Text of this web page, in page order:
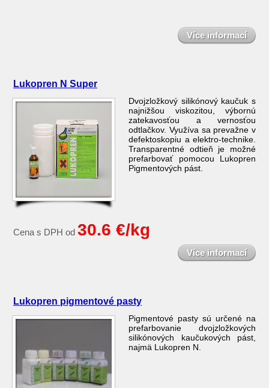
Více informací
Lukopren N Super
Dvojzložkový silikónový kaučuk s
najnižšou viskozitou, výbornú
zatekavosťou a vernosťou
odtlačkov. Využíva sa prevažne v
defektoskopiu a elektro-technike.
Transparentné odtieň je možné
prefarbovať pomocou Lukopren
Pigmentových pást.
Cena s DPH od 30.6 €/kg
Více informací
Lukopren pigmentové pasty
Pigmentové pasty sú určené na
prefarbovanie dvojzložkových
silikónových kaučukových pást,
najmä Lukopren N.